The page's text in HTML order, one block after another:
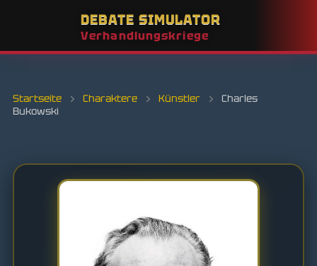
DEBATE SIMULATOR
Verhandlungskriege
Startseite › Charaktere › Künstler ›
Charles
Bukowski